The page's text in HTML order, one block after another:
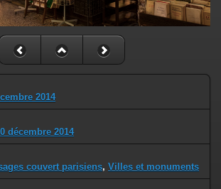
2014
décembre 2014
couvert parisiens, Villes et monuments